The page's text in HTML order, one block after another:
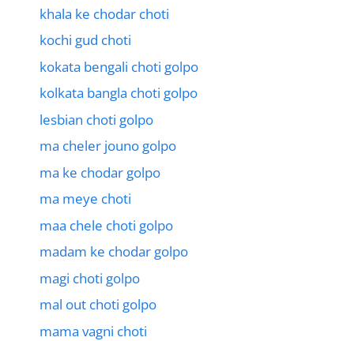
khala ke chodar choti
kochi gud choti
kokata bengali choti golpo
kolkata bangla choti golpo
lesbian choti golpo
ma cheler jouno golpo
ma ke chodar golpo
ma meye choti
maa chele choti golpo
madam ke chodar golpo
magi choti golpo
mal out choti golpo
mama vagni choti